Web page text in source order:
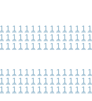
1 1 1 1 1 1 1 1 1 1 1 1 1 1 1
1 1 1 1 1 1 1 1 1 1 1 1 1 1 1
1 1 1 1 1 1 1 1 1 1 1 1 1 1 1
1 1 1 1 1 1 1 1 1 1 1 1 1 1 1
1 1 1 1 1 1 1 1 1 1 1 1 1 1 1
1 1 1 1 1 1 1 1 1 1 1 1 1 1 1